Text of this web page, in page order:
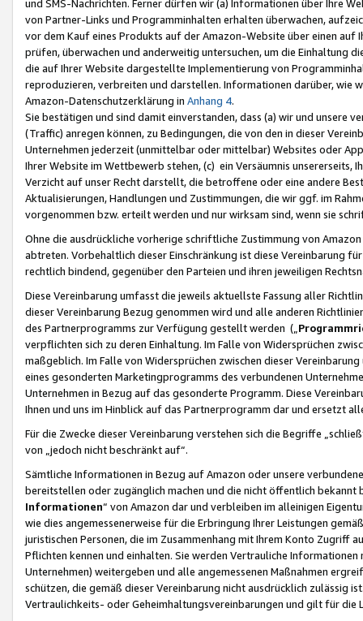
und SMS-Nachrichten. Ferner dürfen wir (a) Informationen über Ihre
von Partner-Links und Programminhalten erhalten überwachen,
vor dem Kauf eines Produkts auf der Amazon-Website über einen
prüfen, überwachen und anderweitig untersuchen, um die Einhaltung
die auf Ihrer Website dargestellte Implementierung von
reproduzieren, verbreiten und darstellen. Informationen darüber, wie
Amazon-Datenschutzerklärung in Anhang 4.
Sie bestätigen und sind damit einverstanden, dass (a) wir und
(Traffic) anregen können, zu Bedingungen, die von den in dieser
Unternehmen jederzeit (unmittelbar oder mittelbar) Websites oder
Ihrer Website im Wettbewerb stehen, (c) ein Versäumnis unsererseits,
Verzicht auf unser Recht darstellt, die betroffene oder eine andere
Aktualisierungen, Handlungen und Zustimmungen, die wir ggf. im
vorgenommen bzw. erteilt werden und nur wirksam sind, wenn sie
Ohne die ausdrückliche vorherige schriftliche Zustimmung von
abtreten. Vorbehaltlich dieser Einschränkung ist diese Vereinbarung
rechtlich bindend, gegenüber den Parteien und ihren jeweiligen
Diese Vereinbarung umfasst die jeweils aktuellste Fassung aller
dieser Vereinbarung Bezug genommen wird und alle anderen
des Partnerprogramms zur Verfügung gestellt werden („
verpflichten sich zu deren Einhaltung. Im Falle von Widersprüchen
maßgeblich. Im Falle von Widersprüchen zwischen dieser
eines gesonderten Marketingprogramms des verbundenen
Unternehmen in Bezug auf das gesonderte Programm. Diese
Ihnen und uns im Hinblick auf das Partnerprogramm dar und ersetzt
Für die Zwecke dieser Vereinbarung verstehen sich die Begriffe
von „jedoch nicht beschränkt auf“.
Sämtliche Informationen in Bezug auf Amazon oder unsere
bereitstellen oder zugänglich machen und die nicht öffentlich
Informationen“ von Amazon dar und verbleiben im alleinigen
wie dies angemessenerweise für die Erbringung Ihrer Leistungen
juristischen Personen, die im Zusammenhang mit Ihrem Konto
Pflichten kennen und einhalten. Sie werden Vertrauliche
Unternehmen) weitergeben und alle angemessenen Maßnahmen
schützen, die gemäß dieser Vereinbarung nicht ausdrücklich zulässig
Vertraulichkeits- oder Geheimhaltungsvereinbarungen und gilt für die